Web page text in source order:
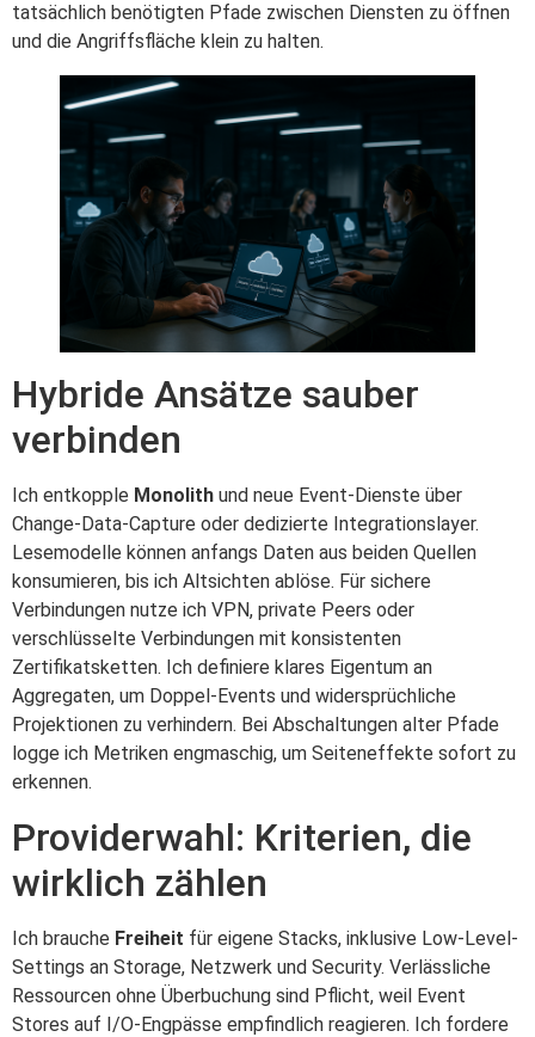
tatsächlich benötigten Pfade zwischen Diensten zu öffnen
und die Angriffsfläche klein zu halten.
Hybride Ansätze sauber
verbinden
Ich entkopple Monolith und neue Event-Dienste über
Change-Data-Capture oder dedizierte Integrationslayer.
Lesemodelle können anfangs Daten aus beiden Quellen
konsumieren, bis ich Altsichten ablöse. Für sichere
Verbindungen nutze ich VPN, private Peers oder
verschlüsselte Verbindungen mit konsistenten
Zertifikatsketten. Ich definiere klares Eigentum an
Aggregaten, um Doppel-Events und widersprüchliche
Projektionen zu verhindern. Bei Abschaltungen alter Pfade
logge ich Metriken engmaschig, um Seiteneffekte sofort zu
erkennen.
Providerwahl: Kriterien, die
wirklich zählen
Ich brauche Freiheit für eigene Stacks, inklusive Low-Level-
Settings an Storage, Netzwerk und Security. Verlässliche
Ressourcen ohne Überbuchung sind Pflicht, weil Event
Stores auf I/O-Engpässe empfindlich reagieren. Ich fordere